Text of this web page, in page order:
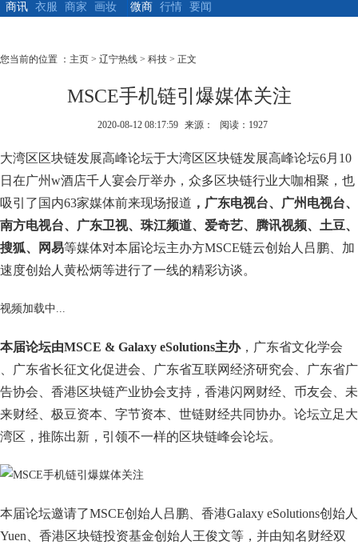
商讯
衣服 商家 画妆
微商
行情 要闻
您当前的位置 ： 主页 > 辽宁热线 > 科技 > 正文
MSCE手机链引爆媒体关注
2020-08-12 08:17:59 来源： 阅读：1927
大湾区区块链发展高峰论坛于大湾区区块链发展高峰论坛6月10
日在广州w酒店千人宴会厅举办，众多区块链行业大咖相聚，也
吸引了国内63家媒体前来现场报道 ，广东电视台、广州电视台、
南方电视台、广东卫视、珠江频道、爱奇艺、腾讯视频、土豆、
搜狐、网易等媒体对本届论坛主办方MSCE链云创始人吕鹏、加
速度创始人黄松炳等进行了一线的精彩访谈。
视频加载中...
本届论坛由MSCE & Galaxy eSolutions主办，广东省文化学会
、广东省长征文化促进会、广东省互联网经济研究会、广东省广
告协会、香港区块链产业协会支持，香港闪网财经、币友会、未
来财经、极豆资本、字节资本、世链财经共同协办。论坛立足大
湾区，推陈出新，引领不一样的区块链峰会论坛。
本届论坛邀请了MSCE创始人吕鹏、香港Galaxy eSolutions创始人
Yuen、香港区块链投资基金创始人王俊文等，并由知名财经双